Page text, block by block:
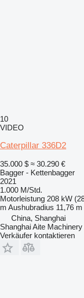
10
VIDEO
Caterpillar 336D2
35.000 $ ≈ 30.290 €
Bagger - Kettenbagger
2021
1.000 M/Std.
Motorleistung 208 kW
m Aushubradius 11,76 m
China, Shanghai
Shanghai Aite
Verkäufer kontaktieren